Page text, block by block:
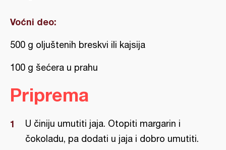
Voćni deo:
500 g oljuštenih breskvi ili kajsija
100 g šećera u prahu
Priprema
U činiju umutiti jaja. Otopiti margarin i
čokoladu, pa dodati u jaja i dobro umutiti.